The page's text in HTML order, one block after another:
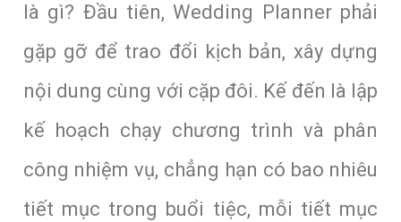
là gì? Đầu tiên, Wedding Planner phải
gặp gỡ để trao đổi kịch bản, xây dựng
nội dung cùng với cặp đôi. Kế đến là lập
kế hoạch chạy chương trình và phân
công nhiệm vụ, chẳng hạn có bao nhiêu
tiết mục trong buổi tiệc, mỗi tiết mục